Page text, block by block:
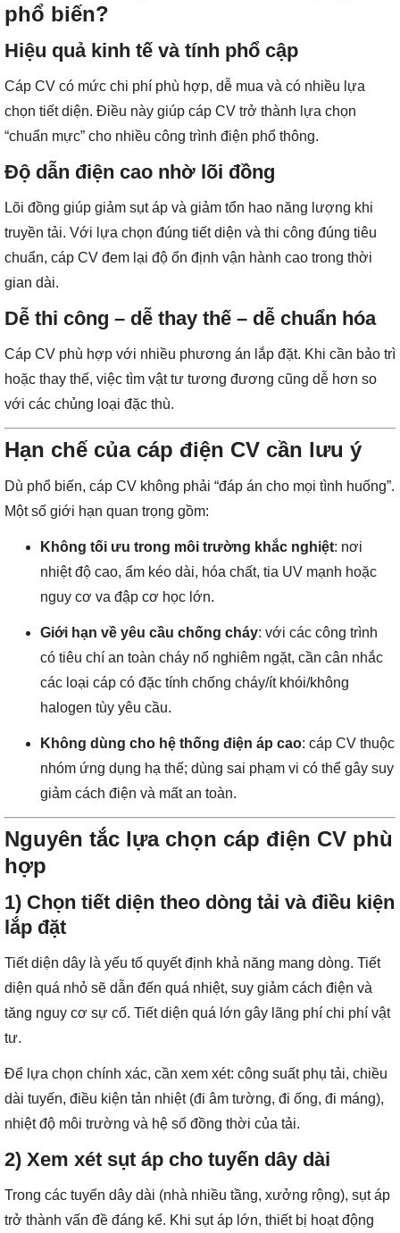
phổ biến?
Hiệu quả kinh tế và tính phổ cập
Cáp CV có mức chi phí phù hợp, dễ mua và có nhiều lựa
chọn tiết diện. Điều này giúp cáp CV trở thành lựa chọn
“chuẩn mực” cho nhiều công trình điện phổ thông.
Độ dẫn điện cao nhờ lõi đồng
Lõi đồng giúp giảm sụt áp và giảm tổn hao năng lượng khi
truyền tải. Với lựa chọn đúng tiết diện và thi công đúng tiêu
chuẩn, cáp CV đem lại độ ổn định vận hành cao trong thời
gian dài.
Dễ thi công – dễ thay thế – dễ chuẩn hóa
Cáp CV phù hợp với nhiều phương án lắp đặt. Khi cần bảo trì
hoặc thay thế, việc tìm vật tư tương đương cũng dễ hơn so
với các chủng loại đặc thù.
Hạn chế của cáp điện CV cần lưu ý
Dù phổ biến, cáp CV không phải “đáp án cho mọi tình huống”.
Một số giới hạn quan trọng gồm:
Không tối ưu trong môi trường khắc nghiệt: nơi
nhiệt độ cao, ẩm kéo dài, hóa chất, tia UV mạnh hoặc
nguy cơ va đập cơ học lớn.
Giới hạn về yêu cầu chống cháy: với các công trình
có tiêu chí an toàn cháy nổ nghiêm ngặt, cần cân nhắc
các loại cáp có đặc tính chống cháy/ít khói/không
halogen tùy yêu cầu.
Không dùng cho hệ thống điện áp cao: cáp CV thuộc
nhóm ứng dụng hạ thế; dùng sai phạm vi có thể gây suy
giảm cách điện và mất an toàn.
Nguyên tắc lựa chọn cáp điện CV phù
hợp
1) Chọn tiết diện theo dòng tải và điều kiện
lắp đặt
Tiết diện dây là yếu tố quyết định khả năng mang dòng. Tiết
diện quá nhỏ sẽ dẫn đến quá nhiệt, suy giảm cách điện và
tăng nguy cơ sự cố. Tiết diện quá lớn gây lãng phí chi phí vật
tư.
Để lựa chọn chính xác, cần xem xét: công suất phụ tải, chiều
dài tuyến, điều kiện tản nhiệt (đi âm tường, đi ống, đi máng),
nhiệt độ môi trường và hệ số đồng thời của tải.
2) Xem xét sụt áp cho tuyến dây dài
Trong các tuyến dây dài (nhà nhiều tầng, xưởng rộng), sụt áp
trở thành vấn đề đáng kể. Khi sụt áp lớn, thiết bị hoạt động